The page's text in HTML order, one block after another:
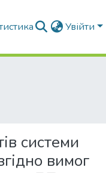
Увійти
системи
вимог